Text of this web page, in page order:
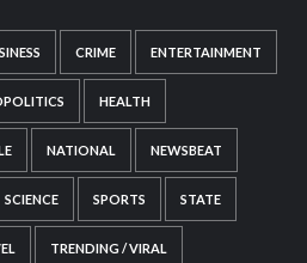
CRIME ENTERTAINMENT
HEALTH
NATIONAL NEWSBEAT
SCIENCE SPORTS STATE
TRENDING / VIRAL